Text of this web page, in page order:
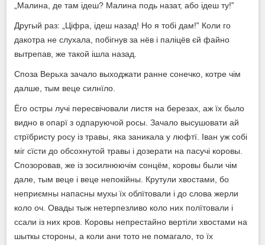
„Малина, де там ідеш? Малина подь назат, або ідеш ту!‟
Другый раз: „Ціфра, ідеш назад! Но я тобі дам!‟ Коли го
дакотра не слухала, побігнув за нёв і паліцёв єй файно
вытрепав, же такой ішла назад.
Споза Верьха зачало выходжати ранне сонечко, котре чім
далше, тым веце силнїло.
Ёго остры лучі пересвічовали листя на березах, аж їх было
видно в опарї з одпаруючой росы. Зачало высушовати ай
стрїбристу росу із травы, яка заникала у люфтї. Іван уж собі
міг сїсти до обсохнутой травы і дозерати на пасучі коровы.
Спозоровав, же із зосилнюючім сонцём, коровы были чім
дале, тым веце і веце непокійны. Крутули хвостами, бо
неприємны напасны мухы їх облїтовали і до слова жерли
коло оч. Овады тыж нетерпезливо коло них полїтовали і
ссали із них кров. Коровы непрестайно вертіли хвостами на
шыткы стороны, а коли ани тото не помагало, то їх